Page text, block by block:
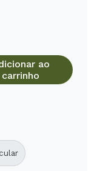
ao
carrinho